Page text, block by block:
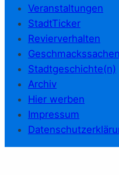
Veranstaltungen
StadtTicker
Revierverhalten
Geschmackssachen
Stadtgeschichte(n)
Archiv
Hier werben
Impressum